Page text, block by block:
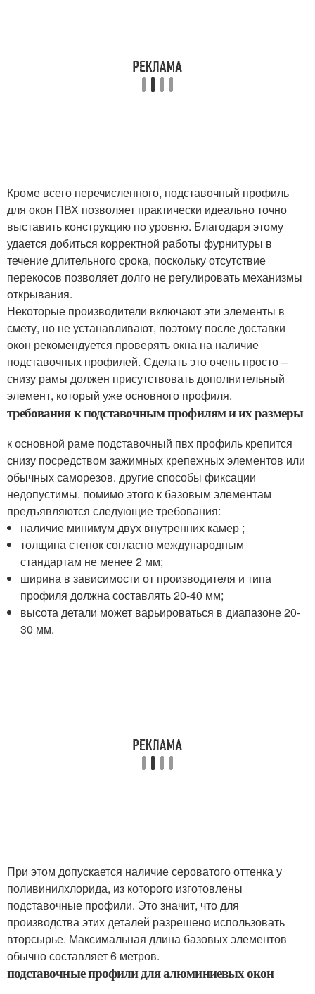
Кроме всего перечисленного, подставочный профиль
для окон ПВХ позволяет практически идеально точно
выставить конструкцию по уровню. Благодаря этому
удается добиться корректной работы фурнитуры в
течение длительного срока, поскольку отсутствие
перекосов позволяет долго не регулировать механизмы
открывания.
Некоторые производители включают эти элементы в
смету, но не устанавливают, поэтому после доставки
окон рекомендуется проверять окна на наличие
подставочных профилей. Сделать это очень просто –
снизу рамы должен присутствовать дополнительный
элемент, который уже основного профиля.
требования к подставочным профилям и их размеры
к основной раме подставочный пвх профиль крепится
снизу посредством зажимных крепежных элементов или
обычных саморезов. другие способы фиксации
недопустимы. помимо этого к базовым элементам
предъявляются следующие требования:
наличие минимум двух внутренних камер ;
толщина стенок согласно международным
стандартам не менее 2 мм;
ширина в зависимости от производителя и типа
профиля должна составлять 20-40 мм;
высота детали может варьироваться в диапазоне 20-
30 мм.
При этом допускается наличие сероватого оттенка у
поливинилхлорида, из которого изготовлены
подставочные профили. Это значит, что для
производства этих деталей разрешено использовать
вторсырье. Максимальная длина базовых элементов
обычно составляет 6 метров.
подставочные профили для алюминиевых окон